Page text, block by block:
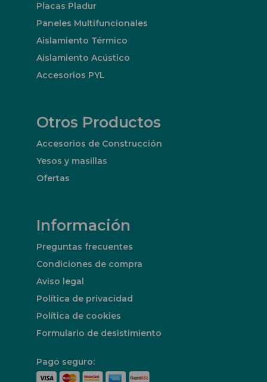
Placas Pladur
Paneles Multifuncionales
Aislamiento Térmico
Aislamiento Acústico
Accesorios PYL
Otros Productos
Accesorios de Construcción
Yesos y masillas
Ofertas
Información
Preguntas frecuentes
Condiciones de compra
Aviso legal
Política de privacidad
Política de cookies
Formulario de desistimiento
Pago seguro: